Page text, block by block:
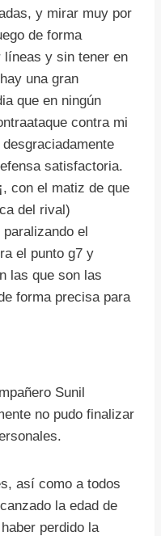
y mirar muy por
de forma
líneas y sin tener en
una gran
que en ningún
contra mi
satisfactoria.
con el matiz de que
del rival)
el
el punto g7 y
las que son las
forma precisa para
Sunil
no pudo finalizar
así como a todos
la edad de
perdido la